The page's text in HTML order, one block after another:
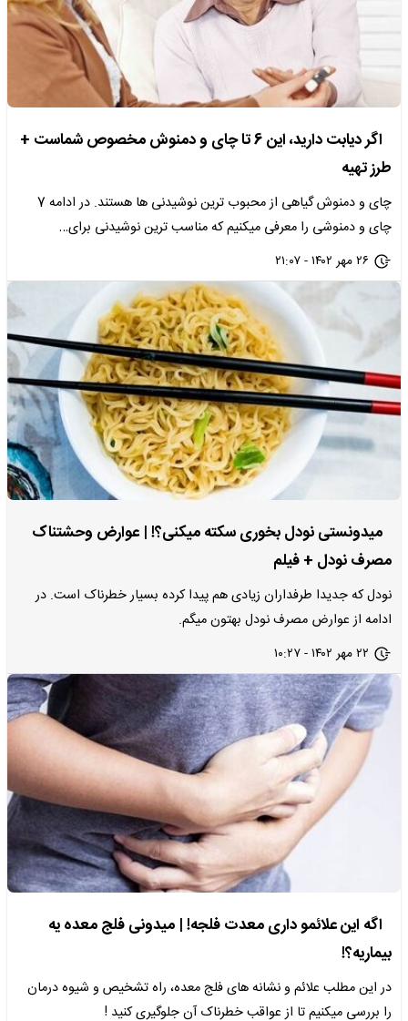
اگر دیابت دارید، این 6 تا چای و دمنوش مخصوص شماست +
طرز تهیه
چای و دمنوش گیاهی از محبوب ترین نوشیدنی ها هستند. در ادامه 7
چای و دمنوشی را معرفی میکنیم که مناسب ترین نوشیدنی برای…
۲۶ مهر ۱۴۰۲ - ۲۱:۰۷
میدونستی نودل بخوری سکته میکنی؟! | عوارض وحشتناک
مصرف نودل + فیلم
نودل که جدیدا طرفداران زیادی هم پیدا کرده بسیار خطرناک است. در
ادامه از عوارض مصرف نودل بهتون میگم.
۲۲ مهر ۱۴۰۲ - ۱۰:۲۷
اگه این علائمو داری معدت فلجه! | میدونی فلج معده یه
بیماریه؟!
در این مطلب علائم و نشانه های فلج معده، راه تشخیص و شیوه درمان
را بررسی میکنیم تا از عواقب خطرناک آن جلوگیری کنید !